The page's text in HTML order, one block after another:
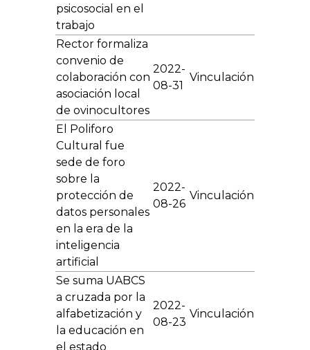
psicosocial en el
trabajo
Rector formaliza
convenio de
colaboración con
asociación local
de ovinocultores
2022-
08-31
Vinculación
El Poliforo
Cultural fue
sede de foro
sobre la
protección de
datos personales
en la era de la
inteligencia
artificial
2022-
08-26
Vinculación
Se suma UABCS
a cruzada por la
alfabetización y
la educación en
el estado
2022-
08-23
Vinculación